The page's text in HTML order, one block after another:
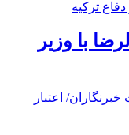
با وزیر